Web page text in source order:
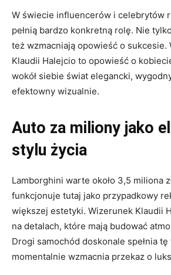
W świecie influencerów i celebrytów
pełnią bardzo konkretną rolę. Nie
też wzmacniają opowieść o sukcesie.
Klaudii Halejcio to opowieść o
wokół siebie świat elegancki,
efektowny wizualnie.
Auto za miliony jako
stylu życia
Lamborghini warte około 3,5 miliona
funkcjonuje tutaj jako przypadkowy
większej estetyki. Wizerunek Klaudii
na detalach, które mają budować
Drogi samochód doskonale spełnia
momentalnie wzmacnia przekaz o